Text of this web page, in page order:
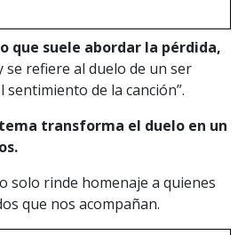
que suele abordar la pérdida,
refiere al duelo de un ser
de la canción”.
transforma el duelo en un
solo rinde homenaje a quienes
que nos acompañan.